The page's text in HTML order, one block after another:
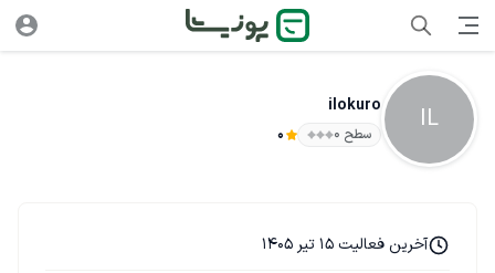
IL
ilokuro
سطح ۰ 0
آخرین فعالیت 15 تیر 1405